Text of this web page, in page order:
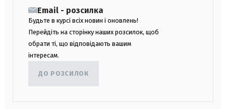
Email - розсилка
Будьте в курсі всіх новин і оновлень!
Перейдіть на сторінку наших розсилок, щоб
обрати ті, що відповідають вашим
інтересам.
ДО РОЗСИЛОК